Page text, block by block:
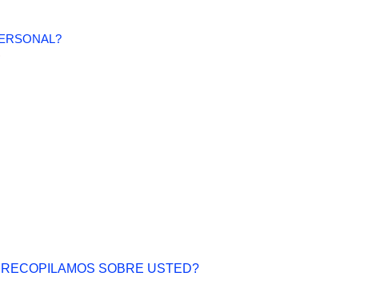
SOBRE USTED?